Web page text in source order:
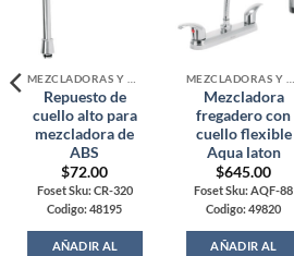
Repuesto de
cuello alto para
mezcladora de
ABS
$72.00
Foset Sku: CR-320
Codigo: 48195
AÑADIR AL
Mezcladora
fregadero con
cuello flexible
Aqua laton
$645.00
Foset Sku: AQF-88
Codigo: 49820
AÑADIR AL